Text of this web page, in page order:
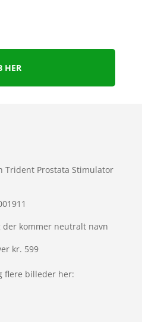
HER
Trident Prostata Stimulator
der kommer neutralt navn
kr. 599
flere billeder her: